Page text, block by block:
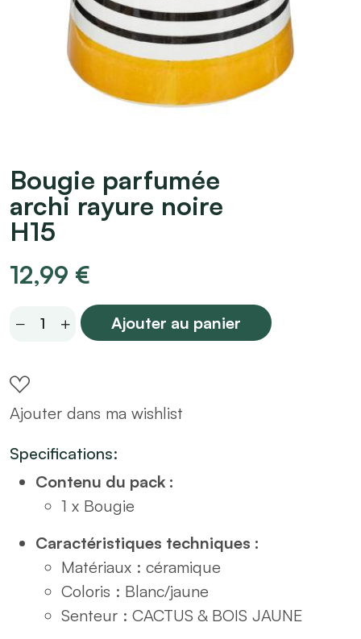
Bougie parfumée
archi rayure noire
H15
12,99 €
Bougie
rayure
noire
quantity
Ajouter au panier
Ajouter dans ma wishlist
Specifications:
Contenu du pack :
1 x Bougie
Caractéristiques techniques :
Matériaux : céramique
Coloris : Blanc/jaune
Senteur : CACTUS & BOIS JAUNE